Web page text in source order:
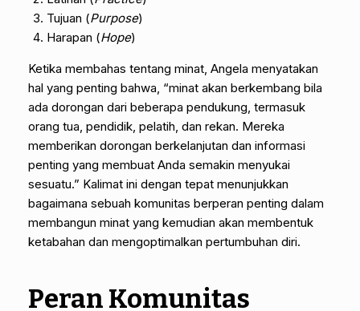
Tujuan (Purpose)
Harapan (Hope)
Ketika membahas tentang minat, Angela menyatakan
hal yang penting bahwa, “minat akan berkembang bila
ada dorongan dari beberapa pendukung, termasuk
orang tua, pendidik, pelatih, dan rekan. Mereka
memberikan dorongan berkelanjutan dan informasi
penting yang membuat Anda semakin menyukai
sesuatu.” Kalimat ini dengan tepat menunjukkan
bagaimana sebuah komunitas berperan penting dalam
membangun minat yang kemudian akan membentuk
ketabahan dan mengoptimalkan pertumbuhan diri.
Peran Komunitas